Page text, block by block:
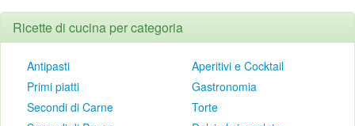
Ricette di cucina per categoria
Antipasti
Primi piatti
Secondi di Carne
Aperitivi e Cocktail
Gastronomia
Torte